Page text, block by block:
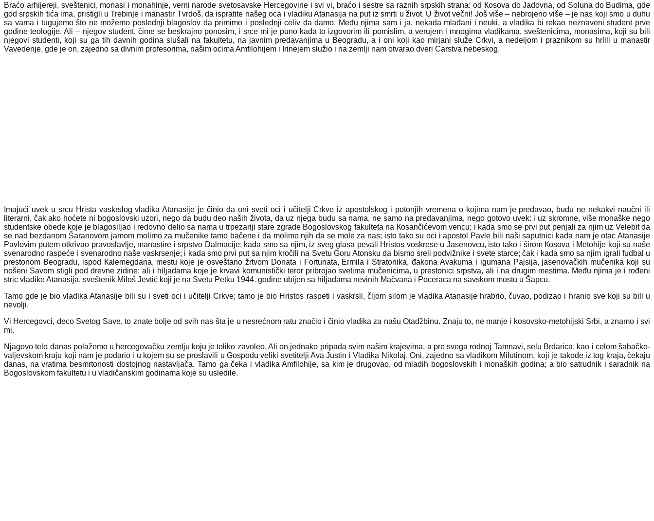
Braćo arhijereji, sveštenici, monasi i monahinje, verni narode svetosavske Hercegovine i svi vi, braćo i sestre sa raznih srpskih strana: od Кosova do Jadovna, od Soluna do Budima, gde
god srpskih tića ima, pristigli u Trebinje i manastir Tvrdoš, da ispratite našeg oca i vladiku Atanasija na put iz smrti u život. U život večni! Još više – nebrojeno više – je nas koji smo u duhu
sa vama i tugujemo što ne možemo poslednji blagoslov da primimo i poslednji celiv da damo. Među njima sam i ja, nekada mlađani i neuki, a vladika bi rekao neznaveni student prve
godine teologije. Ali – njegov student, čime se beskrajno ponosim, i srce mi je puno kada to izgovorim ili pomislim, a verujem i mnogima vladikama, sveštenicima, monasima, koji su bili
njegovi studenti, koji su ga tih davnih godina slušali na fakultetu, na javnim predavanjima u Beogradu, a i oni koji kao mirjani služe Crkvi, a nedeljom i praznikom su hrlili u manastir
Vavedenje, gde je on, zajedno sa divnim profesorima, našim ocima Amfilohijem i Irinejem služio i na zemlji nam otvarao dveri Carstva nebeskog.
Imajući uvek u srcu Hrista vaskrslog vladika Atanasije je činio da oni sveti oci i učitelji Crkve iz apostolskog i potonjih vremena o kojima nam je predavao, budu ne nekakvi naučni ili
literarni, čak ako hoćete ni bogoslovski uzori, nego da budu deo naših života, da uz njega budu sa nama, ne samo na predavanjima, nego gotovo uvek: i uz skromne, više monaške nego
studentske obede koje je blagosiljao i redovno delio sa nama u trpezariji stare zgrade Bogoslovskog fakulteta na Кosančićevom vencu; i kada smo se prvi put penjali za njim uz Velebit da
se nad bezdanom Šaranovom jamom molimo za mučenike tamo bačene i da molimo njih da se mole za nas; isto tako su oci i apostol Pavle bili naši saputnici kada nam je otac Atanasije
Pavlovim putem otkrivao pravoslavlje, manastire i srpstvo Dalmacije; kada smo sa njim, iz sveg glasa pevali Hristos voskrese u Jasenovcu, isto tako i širom Кosova i Metohije koji su naše
svenarodno raspeće i svenarodno naše vaskrsenje; i kada smo prvi put sa njim kročili na Svetu Goru Atonsku da bismo sreli podvižnike i svete starce; čak i kada smo sa njim igrali fudbal u
prestonom Beogradu, ispod Кalemegdana, mestu koje je osveštano žrtvom Donata i Fortunata, Ermila i Stratonika, đakona Avakuma i igumana Pajsija, jasenovačkih mučenika koji su
nošeni Savom stigli pod drevne zidine; ali i hiljadama koje je krvavi komunistički teror pribrojao svetima mučenicima, u prestonici srpstva, ali i na drugim mestima. Među njima je i rođeni
stric vladike Atanasija, sveštenik Miloš Jevtić koji je na Svetu Petku 1944. godine ubijen sa hiljadama nevinih Mačvana i Poceraca na savskom mostu u Šapcu.
Tamo gde je bio vladika Atanasije bili su i sveti oci i učitelji Crkve; tamo je bio Hristos raspeti i vaskrsli, čijom silom je vladika Atanasije hrabrio, čuvao, podizao i hranio sve koji su bili u
nevolji.
Vi Hercegovci, deco Svetog Save, to znate bolje od svih nas šta je u nesrećnom ratu značio i činio vladika za našu Otadžbinu. Znaju to, ne manje i kosovsko-metohijski Srbi, a znamo i svi
mi.
Njagovo telo danas polažemo u hercegovačku zemlju koju je toliko zavoleo. Ali on jednako pripada svim našim krajevima, a pre svega rodnoj Tamnavi, selu Brdarica, kao i celom šabačko-
valjevskom kraju koji nam je podario i u kojem su se proslavili u Gospodu veliki svetitelji Ava Justin i Vladika Nikolaj. Oni, zajedno sa vladikom Milutinom, koji je takođe iz tog kraja, čekaju
danas, na vratima besmrtonosti dostojnog nastavljača. Tamo ga čeka i vladika Amfilohije, sa kim je drugovao, od mladih bogoslovskih i monaških godina; a bio satrudnik i saradnik na
Bogoslovskom fakultetu i u vladičanskim godinama koje su usledile.